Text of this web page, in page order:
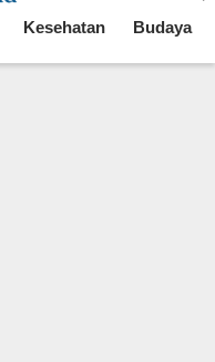
Kesehatan Budaya